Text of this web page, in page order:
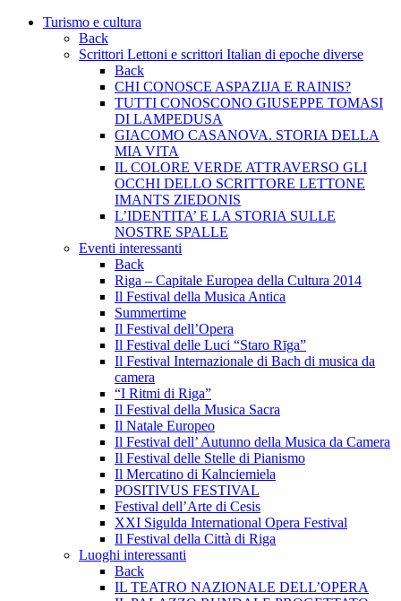
Turismo e cultura
Back
Scrittori Lettoni e scrittori Italian di epoche diverse
Back
CHI CONOSCE ASPAZIJA E RAINIS?
TUTTI CONOSCONO GIUSEPPE TOMASI
DI LAMPEDUSA
GIACOMO CASANOVA. STORIA DELLA
MIA VITA
IL COLORE VERDE ATTRAVERSO GLI
OCCHI DELLO SCRITTORE LETTONE
IMANTS ZIEDONIS
L’IDENTITA’ E LA STORIA SULLE
NOSTRE SPALLE
Eventi interessanti
Back
Riga – Capitale Europea della Cultura 2014
Il Festival della Musica Antica
Summertime
Il Festival dell’Opera
Il Festival delle Luci “Staro Rīga”
Il Festival Internazionale di Bach di musica da
camera
“I Ritmi di Riga”
Il Festival della Musica Sacra
Il Natale Europeo
Il Festival dell’ Autunno della Musica da Camera
Il Festival delle Stelle di Pianismo
Il Mercatino di Kalnciemiela
POSITIVUS FESTIVAL
Festival dell’Arte di Cesis
XXI Sigulda International Opera Festival
Il Festival della Città di Riga
Luoghi interessanti
Back
IL TEATRO NAZIONALE DELL’OPERA